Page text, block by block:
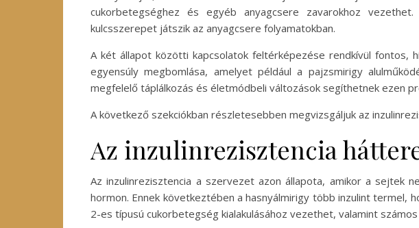
cukorbetegséghez és egyéb anyagcsere zavarokhoz
kulcsszerepet játszik az anyagcsere folyamatokban.
A két állapot közötti kapcsolatok feltérképezése rendkívül fontos,
egyensúly megbomlása, amelyet például a pajzsmirigy
megfelelő táplálkozás és életmódbeli változások segíthetnek ezen
A következő szekciókban részletesebben megvizsgáljuk az
Az inzulinrezisztencia
Az inzulinrezisztencia a szervezet azon állapota, amikor a sejtek
hormon. Ennek következtében a hasnyálmirigy több inzulint termel,
2-es típusú cukorbetegség kialakulásához vezethet, valamint